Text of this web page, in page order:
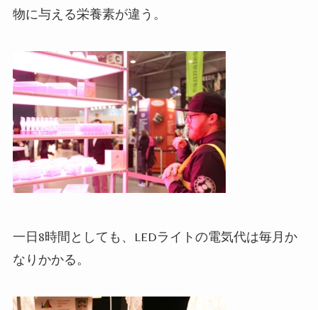
物に与える栄養素が違う。
一日8時間としても、 LEDライトの電気代は毎月か
なりかかる。